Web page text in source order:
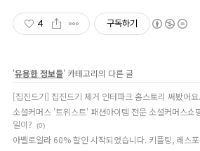
4 구독하기
'유용한 정보들' 카테고리의 다른 글
[집진드기] 집진드기 제거 인터파크 홈스토리 써봤어요.
소셜커머스 '트위스트' 패션아이템 전문 소셜커머스쇼
일이?
(0)
아벨로일라 60% 할인 시작되었습니다. 키플링, 레스